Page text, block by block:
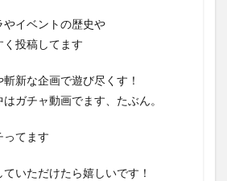
イベントの歴史や
く投稿してます
新な企画で遊び尽くす！
ガチャ動画でます、たぶん。
ってます
いただけたら嬉しいです！